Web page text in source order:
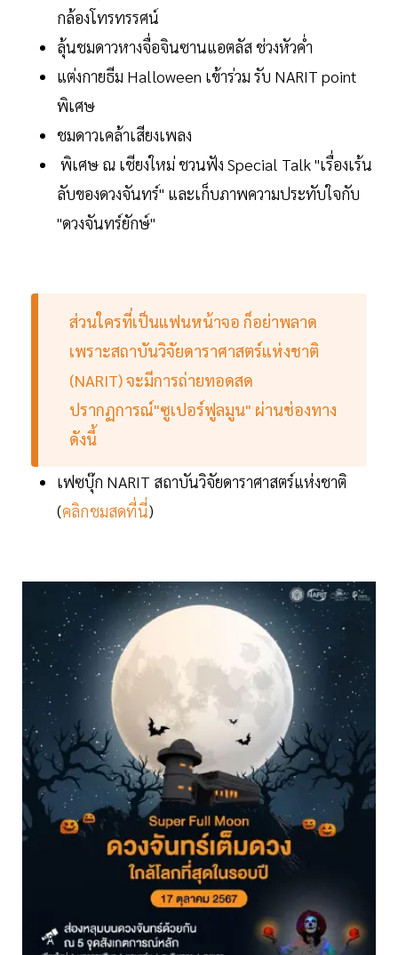
กล้องโทรทรรศน์
ลุ้นชมดาวหางจื่อจินซานแอตลัส ช่วงหัวค่ำ
แต่งกายธีม Halloween เข้าร่วม รับ NARIT point
พิเศษ
ชมดาวเคล้าเสียงเพลง
พิเศษ ณ เชียงใหม่ ชวนฟัง Special Talk "เรื่องเร้น
ลับของดวงจันทร์" และเก็บภาพความประทับใจกับ
"ดวงจันทร์ยักษ์"
ส่วนใครที่เป็นแฟนหน้าจอ ก็อย่าพลาด
เพราะสถาบันวิจัยดาราศาสตร์แห่งชาติ
(NARIT) จะมีการถ่ายทอดสด
ปรากฏการณ์"ซูเปอร์ฟูลมูน" ผ่านช่องทาง
ดังนี้
เฟซบุ๊ก NARIT สถาบันวิจัยดาราศาสตร์แห่งชาติ
(คลิกชมสดที่นี่)